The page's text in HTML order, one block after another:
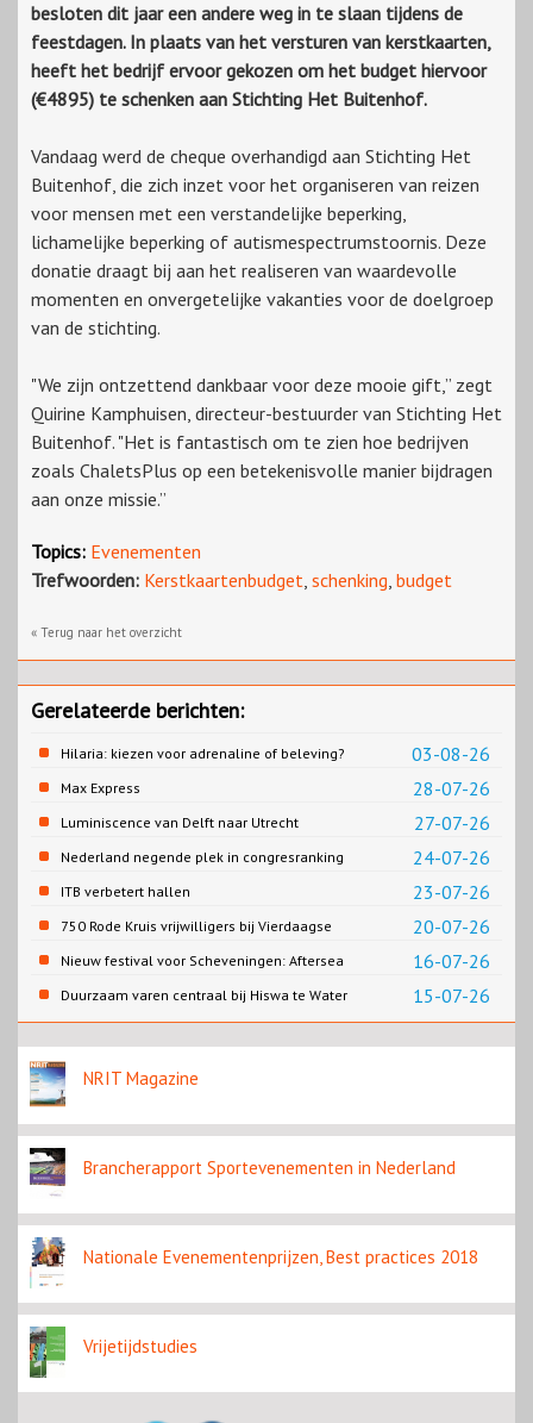
besloten dit jaar een andere weg in te slaan tijdens de
feestdagen. In plaats van het versturen van kerstkaarten,
heeft het bedrijf ervoor gekozen om het budget hiervoor
(€4895) te schenken aan Stichting Het Buitenhof.
Vandaag werd de cheque overhandigd aan Stichting Het
Buitenhof, die zich inzet voor het organiseren van reizen
voor mensen met een verstandelijke beperking,
lichamelijke beperking of autismespectrumstoornis. Deze
donatie draagt bij aan het realiseren van waardevolle
momenten en onvergetelijke vakanties voor de doelgroep
van de stichting.
"We zijn ontzettend dankbaar voor deze mooie gift,” zegt
Quirine Kamphuisen, directeur-bestuurder van Stichting Het
Buitenhof. "Het is fantastisch om te zien hoe bedrijven
zoals ChaletsPlus op een betekenisvolle manier bijdragen
aan onze missie.”
Topics: Evenementen
Trefwoorden: Kerstkaartenbudget, schenking, budget
« Terug naar het overzicht
Gerelateerde berichten:
03-08-26
Hilaria: kiezen voor adrenaline of beleving?
28-07-26
Max Express
27-07-26
Luminiscence van Delft naar Utrecht
24-07-26
Nederland negende plek in congresranking
23-07-26
ITB verbetert hallen
20-07-26
750 Rode Kruis vrijwilligers bij Vierdaagse
Nijmegen
16-07-26
Nieuw festival voor Scheveningen: Aftersea
15-07-26
Duurzaam varen centraal bij Hiswa te Water
2026
NRIT Magazine
Brancherapport Sportevenementen in Nederland
Nationale Evenementenprijzen, Best practices 2018
Vrijetijdstudies